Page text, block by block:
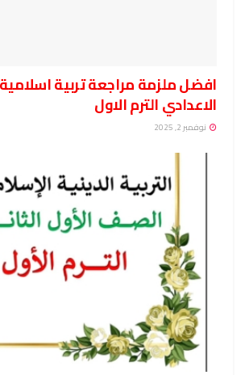
افضل ملزمة مراجعة تربية
الاعدادي الترم الاول
نوفمبر 2, 2025